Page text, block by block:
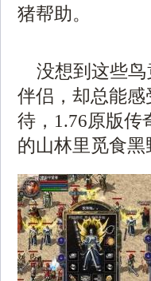
猪帮助。
没想到这些鸟
伴侣，却总能
待，1.76原版传
的山林里觅食黑